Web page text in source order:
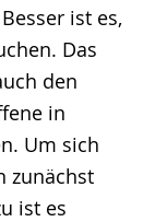
ist es,
Das
den
in
Um sich
zunächst
ist es